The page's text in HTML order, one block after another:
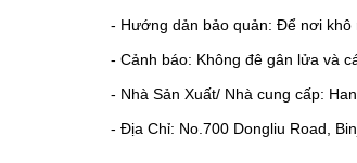
- Hướng dản bảo quản: Để nơi khô
- Cảnh báo: Không đê gân lửa và
- Nhà Sản Xuất/ Nhà cung cấp:
- Địa Chỉ: No.700 Dongliu Road,